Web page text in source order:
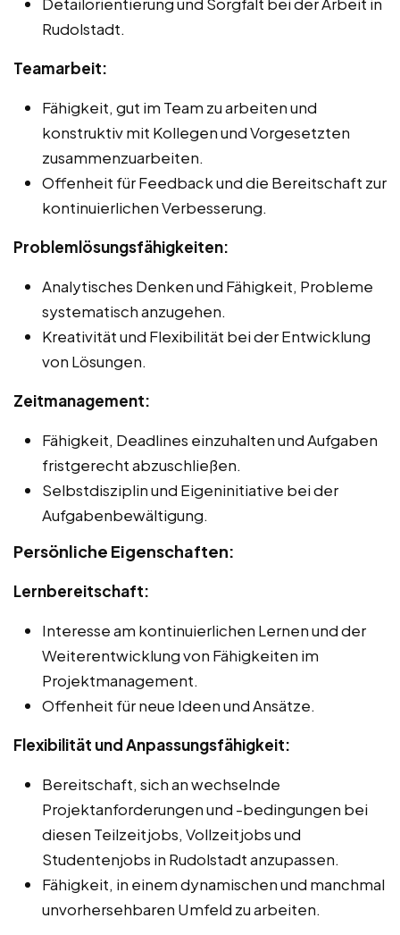
Rudolstadt.
Teamarbeit:
Fähigkeit, gut im Team zu arbeiten und
konstruktiv mit Kollegen und Vorgesetzten
zusammenzuarbeiten.
Offenheit für Feedback und die Bereitschaft zur
kontinuierlichen Verbesserung.
Problemlösungsfähigkeiten:
Analytisches Denken und Fähigkeit, Probleme
systematisch anzugehen.
Kreativität und Flexibilität bei der Entwicklung
von Lösungen.
Zeitmanagement:
Fähigkeit, Deadlines einzuhalten und Aufgaben
fristgerecht abzuschließen.
Selbstdisziplin und Eigeninitiative bei der
Aufgabenbewältigung.
Persönliche Eigenschaften:
Lernbereitschaft:
Interesse am kontinuierlichen Lernen und der
Weiterentwicklung von Fähigkeiten im
Projektmanagement.
Offenheit für neue Ideen und Ansätze.
Flexibilität und Anpassungsfähigkeit:
Bereitschaft, sich an wechselnde
Projektanforderungen und -bedingungen bei
diesen Teilzeitjobs, Vollzeitjobs und
Studentenjobs in Rudolstadt anzupassen.
Fähigkeit, in einem dynamischen und manchmal
unvorhersehbaren Umfeld zu arbeiten.